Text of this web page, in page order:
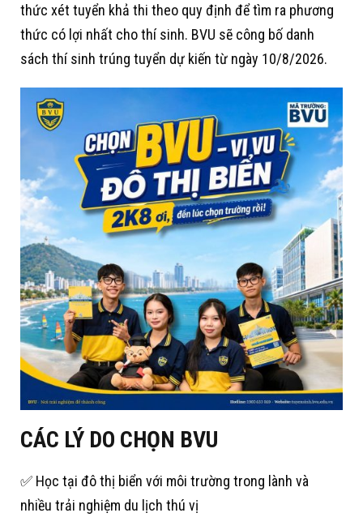
thức xét tuyển khả thi theo quy định để tìm ra phương
thức có lợi nhất cho thí sinh. BVU sẽ công bố danh
sách thí sinh trúng tuyển dự kiến từ ngày 10/8/2026.
CÁC LÝ DO CHỌN BVU
✅ Học tại đô thị biển với môi trường trong lành và
nhiều trải nghiệm du lịch thú vị